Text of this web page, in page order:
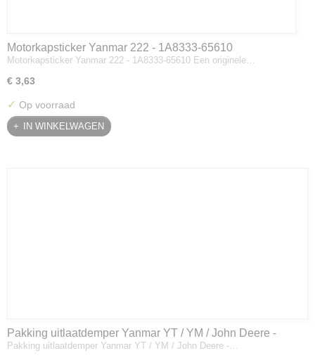
Motorkapsticker Yanmar 222 - 1A8333-65610
Motorkapsticker Yanmar 222 - 1A8333-65610 Een originele…
€ 3,63
✓ Op voorraad
IN WINKELWAGEN
Pakking uitlaatdemper Yanmar YT / YM / John Deere -
128300-13230
Pakking uitlaatdemper Yanmar YT / YM / John Deere -…